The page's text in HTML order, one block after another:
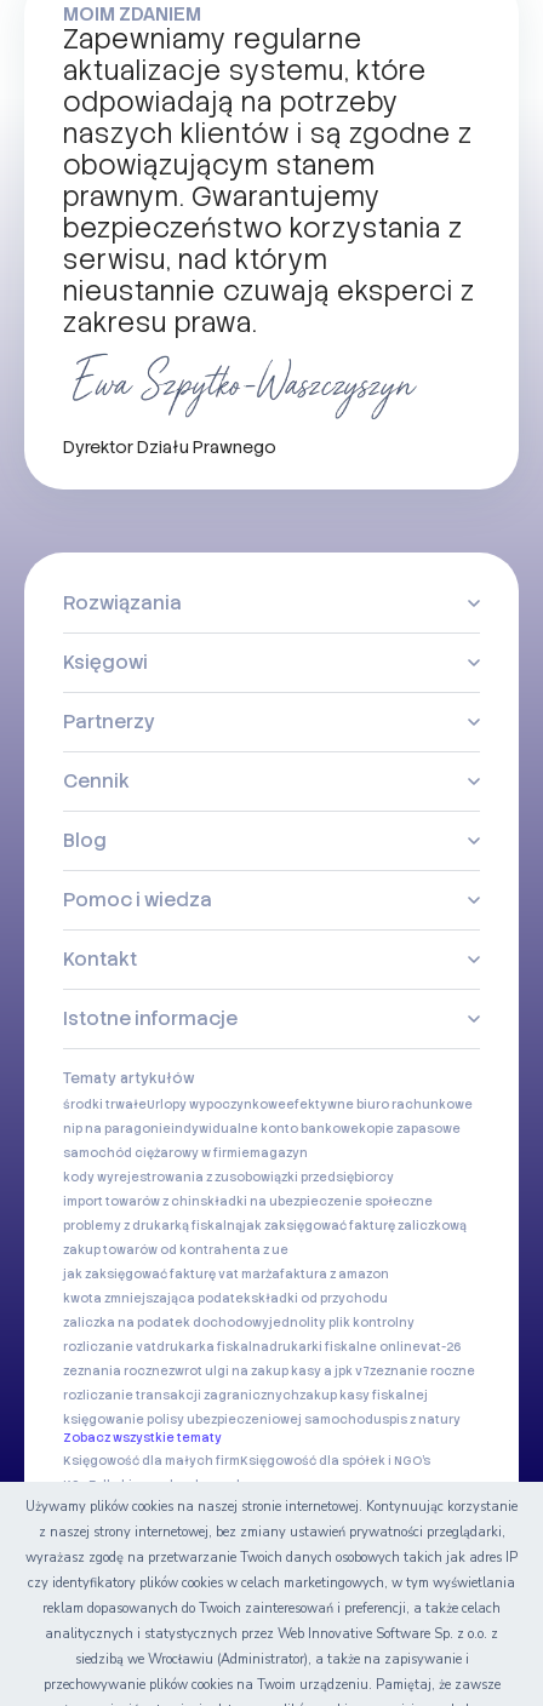
MOIM ZDANIEM
Zapewniamy regularne
aktualizacje systemu, które
odpowiadają na potrzeby
naszych klientów i są zgodne z
obowiązującym stanem
prawnym. Gwarantujemy
bezpieczeństwo korzystania z
serwisu, nad którym
nieustannie czuwają eksperci z
zakresu prawa.
Dyrektor Działu Prawnego
Rozwiązania
Księgowi
Partnerzy
Cennik
Blog
Pomoc i wiedza
Kontakt
Istotne informacje
Tematy artykułów
środki trwałeUrlopy wypoczynkoweefektywne biuro rachunkowe
nip na paragonieindywidualne konto bankowekopie zapasowe
samochód ciężarowy w firmiemagazyn
kody wyrejestrowania z zusobowiązki przedsiębiorcy
import towarów z chinskładki na ubezpieczenie społeczne
problemy z drukarką fiskalnąjak zaksięgować fakturę zaliczkową
zakup towarów od kontrahenta z ue
jak zaksięgować fakturę vat marżafaktura z amazon
kwota zmniejszająca podatekskładki od przychodu
zaliczka na podatek dochodowyjednolity plik kontrolny
rozliczanie vatdrukarka fiskalnadrukarki fiskalne onlinevat-26
zeznania rocznezwrot ulgi na zakup kasy a jpk v7zeznanie roczne
rozliczanie transakcji zagranicznychzakup kasy fiskalnej
księgowanie polisy ubezpieczeniowej samochoduspis z natury
Zobacz wszystkie tematy
Księgowość dla małych firmKsięgowość dla spółek i NGO's
KSeF dla biur rachunkowych
Nasze serwisy
Certyfikat
Używamy plików cookies na naszej stronie internetowej. Kontynuując korzystanie
z naszej strony internetowej, bez zmiany ustawień prywatności przeglądarki,
wyrażasz zgodę na przetwarzanie Twoich danych osobowych takich jak adres IP
czy identyfikatory plików cookies w celach marketingowych, w tym wyświetlania
reklam dopasowanych do Twoich zainteresowań i preferencji, a także celach
analitycznych i statystycznych przez Web Innovative Software Sp. z o.o. z
siedzibą we Wrocławiu (Administrator), a także na zapisywanie i
przechowywanie plików cookies na Twoim urządzeniu. Pamiętaj, że zawsze